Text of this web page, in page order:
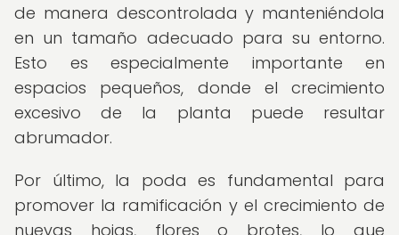
de manera descontrolada y manteniéndola
en un tamaño adecuado para su entorno.
Esto es especialmente importante en
espacios pequeños, donde el crecimiento
excesivo de la planta puede resultar
abrumador.
Por último, la poda es fundamental para
promover la ramificación y el crecimiento de
nuevas hojas, flores o brotes, lo que